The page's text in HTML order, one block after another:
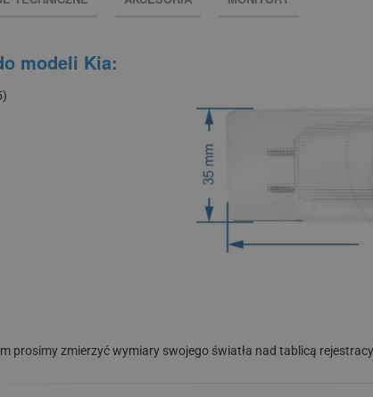
modeli Kia:
prosimy zmierzyć wymiary swojego światła nad tablicą